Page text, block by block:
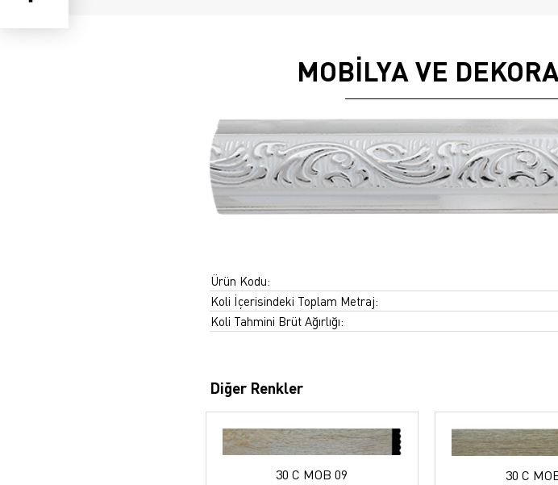
MOBİLYA VE
Ürün Kodu:
Koli İçerisindeki Toplam Metraj:
Koli Tahmini Brüt Ağırlığı:
Diğer Renkler
30 C MOB 09 30 C